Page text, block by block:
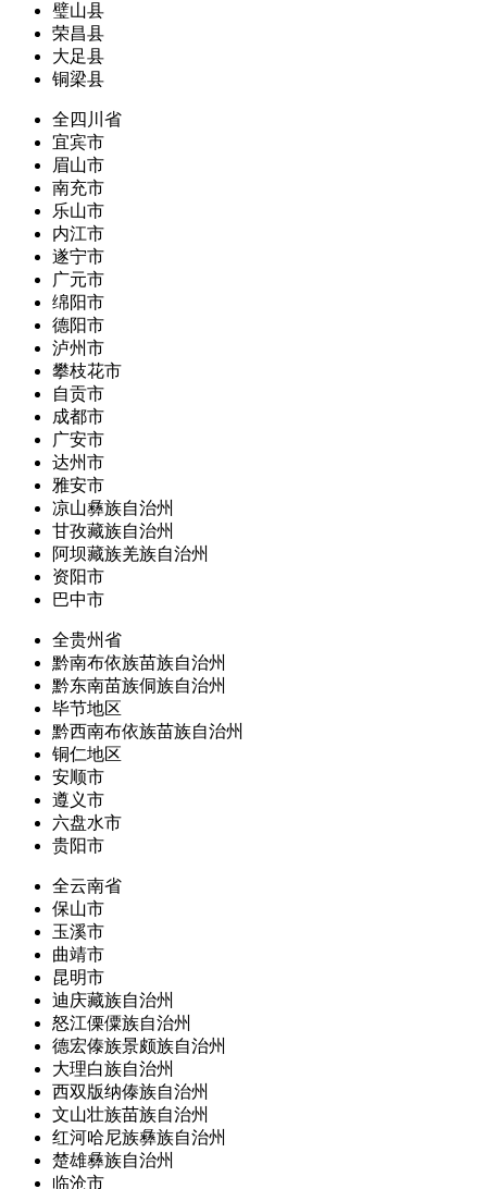
璧山县
荣昌县
大足县
铜梁县
全四川省
宜宾市
眉山市
南充市
乐山市
内江市
遂宁市
广元市
绵阳市
德阳市
泸州市
攀枝花市
自贡市
成都市
广安市
达州市
雅安市
凉山彝族自治州
甘孜藏族自治州
阿坝藏族羌族自治州
资阳市
巴中市
全贵州省
黔南布依族苗族自治州
黔东南苗族侗族自治州
毕节地区
黔西南布依族苗族自治州
铜仁地区
安顺市
遵义市
六盘水市
贵阳市
全云南省
保山市
玉溪市
曲靖市
昆明市
迪庆藏族自治州
怒江傈僳族自治州
德宏傣族景颇族自治州
大理白族自治州
西双版纳傣族自治州
文山壮族苗族自治州
红河哈尼族彝族自治州
楚雄彝族自治州
临沧市